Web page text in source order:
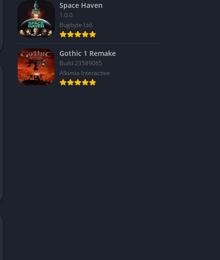
Space Haven
1.0.0
Bugbyte Ltd.
Gothic 1 Remake
Build 23589065
Alkimia Interactive